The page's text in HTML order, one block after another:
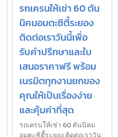
รถเครนให้เช่า 60 ตัน
นิคมอมตะซิตี้ระยอง
ติดต่อเราวันนี้เพื่อ
รับคำปรึกษาและใบ
เสนอราคาฟรี พร้อม
เนรมิตทุกงานยกของ
คุณให้เป็นเรื่องง่าย
และคุ้มค่าที่สุด
รถเครนให้เช่า 60 ตันนิคม